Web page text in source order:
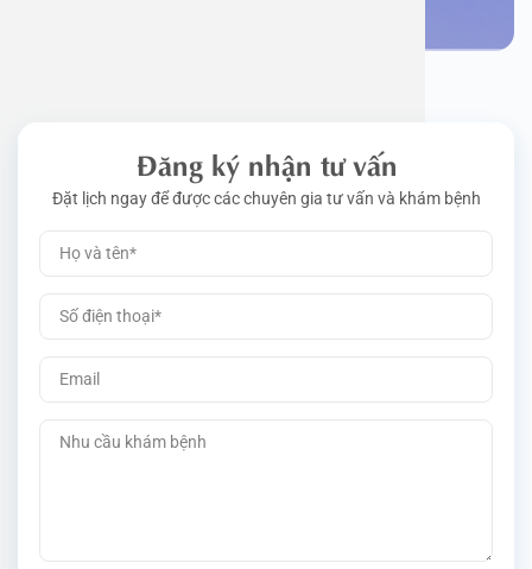
Đăng ký nhận tư vấn
Đặt lịch ngay để được các chuyên gia tư vấn và khám bệnh